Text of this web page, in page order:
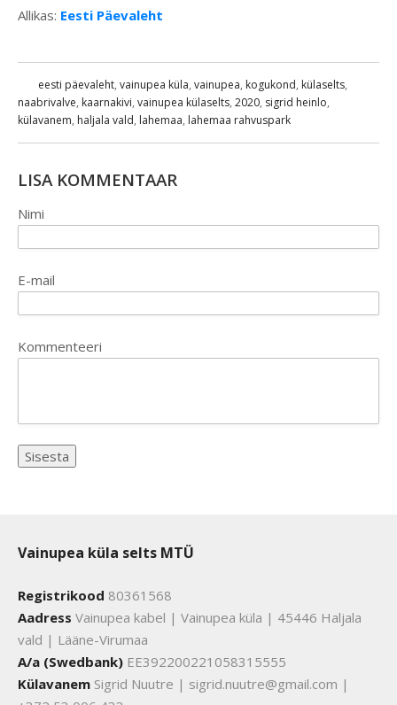
Allikas: Eesti Päevaleht
eesti päevaleht, vainupea küla, vainupea, kogukond, külaselts,
naabrivalve, kaarnakivi, vainupea külaselts, 2020, sigrid heinlo,
külavanem, haljala vald, lahemaa, lahemaa rahvuspark
LISA KOMMENTAAR
Nimi
E-mail
Kommenteeri
Vainupea küla selts MTÜ
Registrikood 80361568
Aadress Vainupea kabel | Vainupea küla | 45446 Haljala
vald | Lääne-Virumaa
A/a (Swedbank) EE392200221058315555
Külavanem Sigrid Nuutre | sigrid.nuutre@gmail.com |